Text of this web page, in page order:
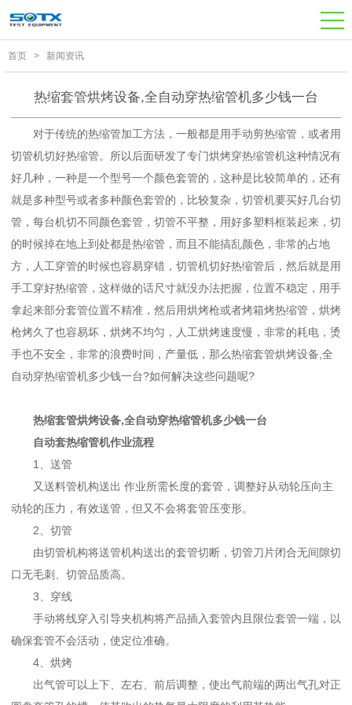
首页 > 新闻资讯
热缩套管烘烤设备,全自动穿热缩管机多少钱一台
对于传统的热缩管加工方法，一般都是用手动剪热缩管，或者用
切管机切好热缩管。所以后面研发了专门烘烤穿热缩管机这种情况有
好几种，一种是一个型号一个颜色套管的，这种是比较简单的，还有
就是多种型号或者多种颜色套管的，比较复杂，切管机要买好几台切
管，每台机切不同颜色套管，切管不平整，用好多塑料框装起来，切
的时候掉在地上到处都是热缩管，而且不能搞乱颜色，非常的占地
方，人工穿管的时候也容易穿错，切管机切好热缩管后，然后就是用
手工穿好热缩管，这样做的话尺寸就没办法把握，位置不稳定，用手
拿起来部分套管位置不精准，然后用烘烤枪或者烤箱烤热缩管，烘烤
枪烤久了也容易坏，烘烤不均匀，人工烘烤速度慢，非常的耗电，烫
手也不安全，非常的浪费时间，产量低，那么热缩套管烘烤设备,全
自动穿热缩管机多少钱一台?如何解决这些问题呢?
热缩套管烘烤设备,全自动穿热缩管机多少钱一台
自动套热缩管机作业流程
1、送管
又送料管机构送出 作业所需长度的套管，调整好从动轮压向主
动轮的压力，有效送管，但又不会将套管压变形。
2、切管
由切管机构将送管机构送出的套管切断，切管刀片闭合无间隙切
口无毛刺、切管品质高。
3、穿线
手动将线穿入引导夹机构将产品插入套管内且限位套管一端，以
确保套管不会活动，使定位准确。
4、烘烤
出气管可以上下、左右、前后调整，使出气前端的两出气孔对正